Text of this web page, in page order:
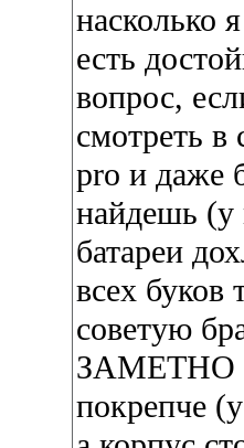
насколько
есть
вопрос,
смотреть в
pro и даже
найдешь (у
батареи
всех
советую
ЗАМЕТНО
покрепче